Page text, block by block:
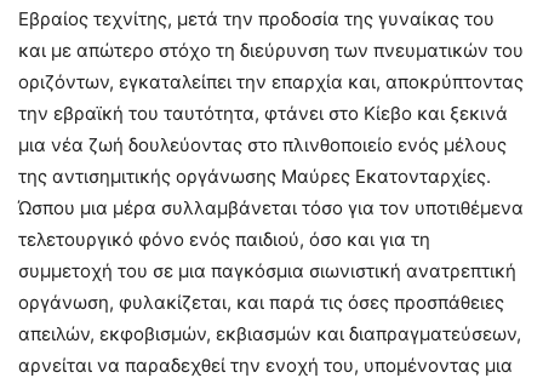
Εβραίος τεχνίτης, μετά την προδοσία της γυναίκας του
και με απώτερο στόχο τη διεύρυνση των πνευματικών του
οριζόντων, εγκαταλείπει την επαρχία και, αποκρύπτοντας
την εβραϊκή του ταυτότητα, φτάνει στο Κίεβο και ξεκινά
μια νέα ζωή δουλεύοντας στο πλινθοποιείο ενός μέλους
της αντισημιτικής οργάνωσης Μαύρες Εκατονταρχίες.
Ώσπου μια μέρα συλλαμβάνεται τόσο για τον υποτιθέμενα
τελετουργικό φόνο ενός παιδιού, όσο και για τη
συμμετοχή του σε μια παγκόσμια σιωνιστική ανατρεπτική
οργάνωση, φυλακίζεται, και παρά τις όσες προσπάθειες
απειλών, εκφοβισμών, εκβιασμών και διαπραγματεύσεων,
αρνείται να παραδεχθεί την ενοχή του, υπομένοντας μια